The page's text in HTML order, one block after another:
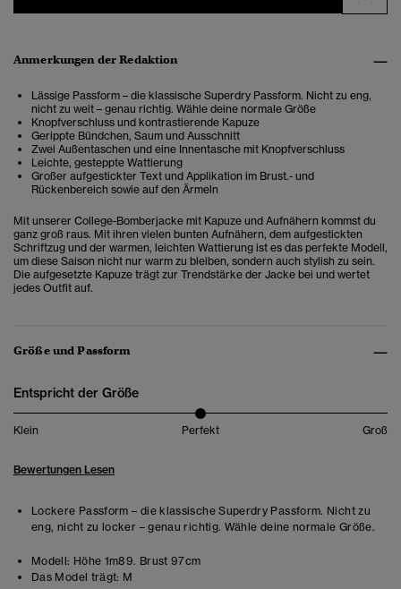
Anmerkungen der Redaktion
Lässige Passform – die klassische Superdry Passform. Nicht zu eng,
nicht zu weit – genau richtig. Wähle deine normale Größe
Knopfverschluss und kontrastierende Kapuze
Gerippte Bündchen, Saum und Ausschnitt
Zwei Außentaschen und eine Innentasche mit Knopfverschluss
Leichte, gesteppte Wattierung
Großer aufgestickter Text und Applikation im Brust.- und
Rückenbereich sowie auf den Ärmeln
Mit unserer College-Bomberjacke mit Kapuze und Aufnähern kommst du
ganz groß raus. Mit ihren vielen bunten Aufnähern, dem aufgestickten
Schriftzug und der warmen, leichten Wattierung ist es das perfekte Modell,
um diese Saison nicht nur warm zu bleiben, sondern auch stylish zu sein.
Die aufgesetzte Kapuze trägt zur Trendstärke der Jacke bei und wertet
jedes Outfit auf.
Größe und Passform
Entspricht der Größe
Klein Perfekt Groß
Bewertungen Lesen
Lockere Passform – die klassische Superdry Passform. Nicht zu
eng, nicht zu locker – genau richtig. Wähle deine normale Größe.
Modell: Höhe 1m89. Brust 97cm
Das Model trägt: M